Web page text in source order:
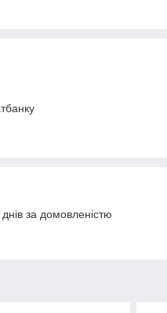
за домовленістю